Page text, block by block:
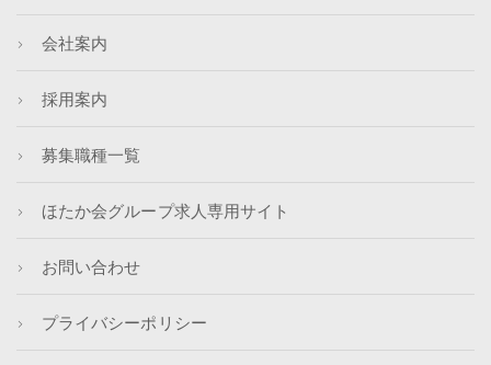
会社案内
採用案内
募集職種一覧
ほたか会グループ求人専用サイト
お問い合わせ
プライバシーポリシー